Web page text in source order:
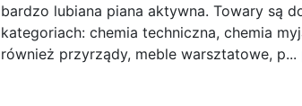
bardzo lubiana piana aktywna. Towary są
kategoriach: chemia techniczna, chemia
również przyrządy, meble warsztatowe, p...